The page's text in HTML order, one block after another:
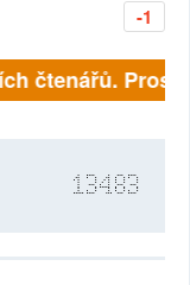
-1
čtenářů.
13483